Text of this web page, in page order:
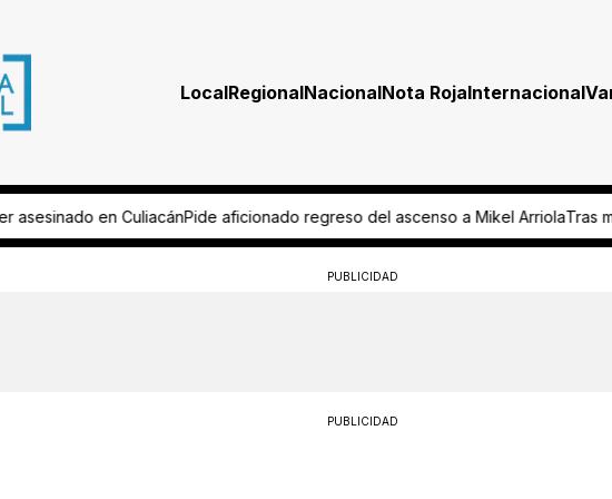
LocalRegionalNacionalNota RojaInternacional
regreso del ascenso a Mikel Arriola Tras muerte de jirafa, rehabilitarán su
PUBLICIDAD
PUBLICIDAD